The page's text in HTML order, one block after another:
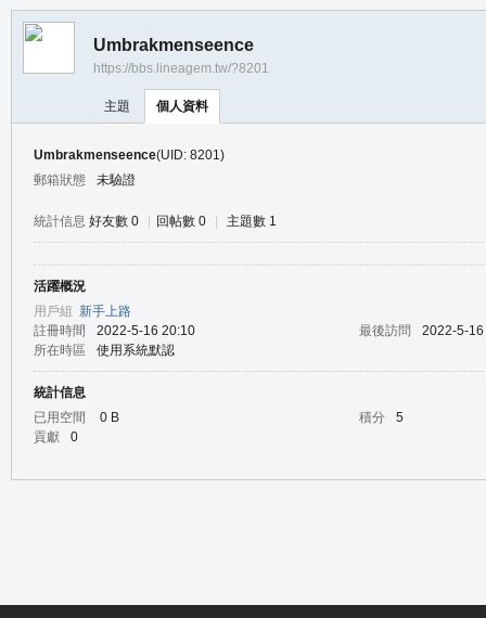
Umbrakmenseence
https://bbs.lineagem.tw/?8201
主題 個人資料
Umbrakmenseence(UID: 8201)
郵箱狀態
未驗證
統計信息 好友數 0 回帖數 0 主題數 1
活躍概況
用戶組 新手上路
註冊時間
2022-5-16 20:10 最後訪問
2022-5-
所在時區
使用系統默認
統計信息
已用空間
0 B 積分
5
貢獻
0